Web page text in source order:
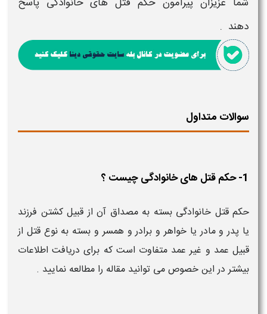
دهند .
سوالات متداول
1- حکم قتل های خانوادگی چیست ؟
حکم قتل خانوادگی بسته به مصداق آن از قبیل کشتن فرزند
یا پدر و مادر یا خواهر و برادر و همسر و بسته به نوع قتل از
قبیل عمد و غیر عمد متفاوت است که برای دریافت اطلاعات
بیشتر در این خصوص می توانید مقاله را مطالعه نمایید .